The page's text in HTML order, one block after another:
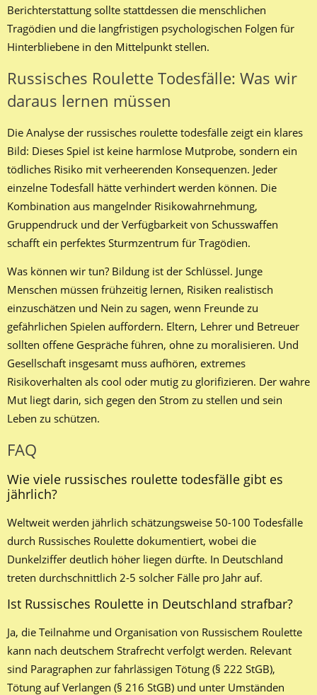
Berichterstattung sollte stattdessen die menschlichen
Tragödien und die langfristigen psychologischen Folgen für
Hinterbliebene in den Mittelpunkt stellen.
Russisches Roulette Todesfälle: Was wir
daraus lernen müssen
Die Analyse der russisches roulette todesfälle zeigt ein klares
Bild: Dieses Spiel ist keine harmlose Mutprobe, sondern ein
tödliches Risiko mit verheerenden Konsequenzen. Jeder
einzelne Todesfall hätte verhindert werden können. Die
Kombination aus mangelnder Risikowahrnehmung,
Gruppendruck und der Verfügbarkeit von Schusswaffen
schafft ein perfektes Sturmzentrum für Tragödien.
Was können wir tun? Bildung ist der Schlüssel. Junge
Menschen müssen frühzeitig lernen, Risiken realistisch
einzuschätzen und Nein zu sagen, wenn Freunde zu
gefährlichen Spielen auffordern. Eltern, Lehrer und Betreuer
sollten offene Gespräche führen, ohne zu moralisieren. Und
Gesellschaft insgesamt muss aufhören, extremes
Risikoverhalten als cool oder mutig zu glorifizieren. Der wahre
Mut liegt darin, sich gegen den Strom zu stellen und sein
Leben zu schützen.
FAQ
Wie viele russisches roulette todesfälle gibt es
jährlich?
Weltweit werden jährlich schätzungsweise 50-100 Todesfälle
durch Russisches Roulette dokumentiert, wobei die
Dunkelziffer deutlich höher liegen dürfte. In Deutschland
treten durchschnittlich 2-5 solcher Fälle pro Jahr auf.
Ist Russisches Roulette in Deutschland strafbar?
Ja, die Teilnahme und Organisation von Russischem Roulette
kann nach deutschem Strafrecht verfolgt werden. Relevant
sind Paragraphen zur fahrlässigen Tötung (§ 222 StGB),
Tötung auf Verlangen (§ 216 StGB) und unter Umständen